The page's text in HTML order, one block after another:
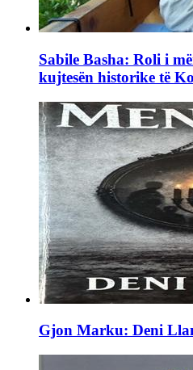
Sabile Basha: Roli i
kujtesën historike të
Gjon Marku: Deni